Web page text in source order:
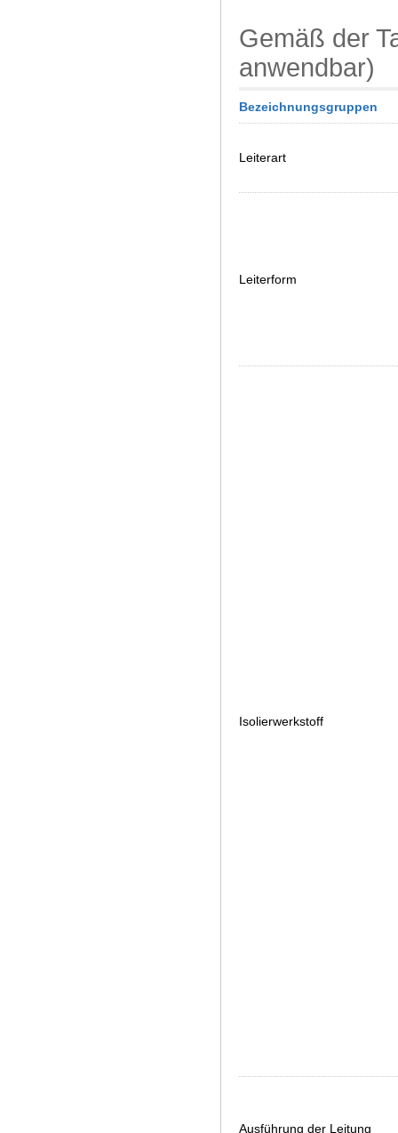
Gemäß der
anwendbar)
Bezeichnungsgruppen
Leiterart
Leiterform
Isolierwerkstoff
Ausführung der Leitung